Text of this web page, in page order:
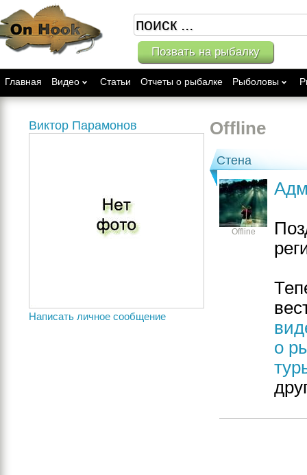
Позвать на рыбалку
Главная Видео Статьи Отчеты о рыбалке Рыболовы
Виктор Парамонов
Написать личное сообщение
Offline
Стена
Offline
о